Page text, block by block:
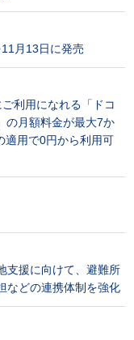
月13日に発売
利用になれる「ドコ
の月額料金が最大7か
適用で0円から利用可
支援に向けて、避難所
などの連携体制を強化